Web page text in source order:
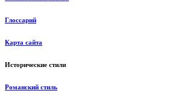
Глоссарий
Карта сайта
Исторические стили
Романский стиль